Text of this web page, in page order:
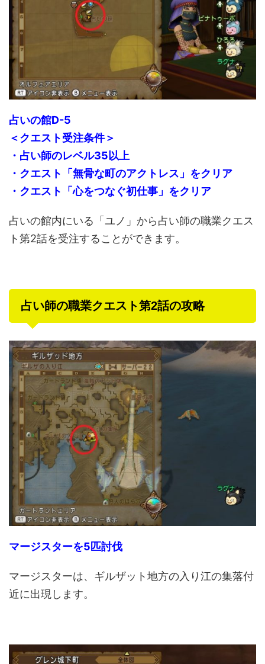
占いの館D-5
＜クエスト受注条件＞
・占い師のレベル35以上
・クエスト「無骨な町のアクトレス」をクリア
・クエスト「心をつなぐ初仕事」をクリア
占いの館内にいる「ユノ」から占い師の職業クエス
ト第2話を受注することができます。
占い師の職業クエスト第2話の攻略
マージスターを5匹討伐
マージスターは、ギルザット地方の入り江の集落付
近に出現します。